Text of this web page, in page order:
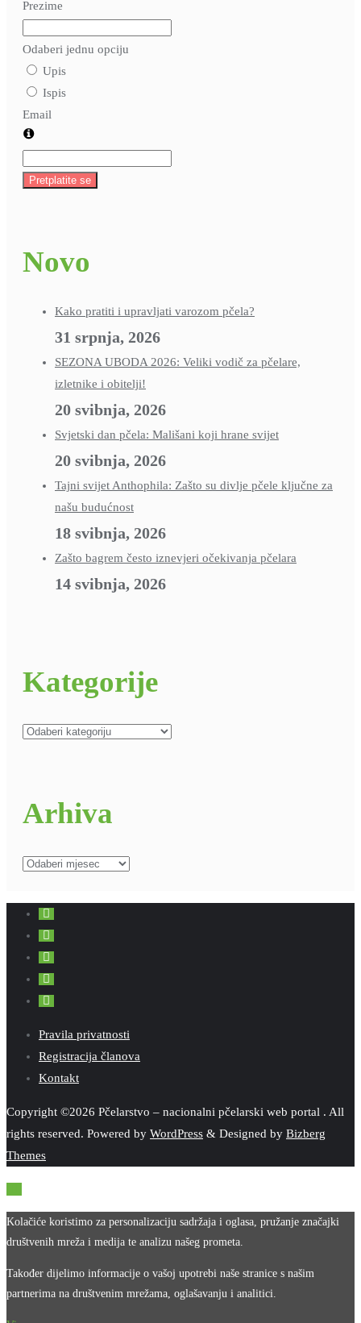
Prezime
Odaberi jednu opciju
Upis
Ispis
Email
Pretplatite se
Novo
Kako pratiti i upravljati varozom pčela?
31 srpnja, 2026
SEZONA UBODA 2026: Veliki vodič za pčelare,
izletnike i obitelji!
20 svibnja, 2026
Svjetski dan pčela: Mališani koji hrane svijet
20 svibnja, 2026
Tajni svijet Anthophila: Zašto su divlje pčele ključne za
našu budućnost
18 svibnja, 2026
Zašto bagrem često iznevjeri očekivanja pčelara
14 svibnja, 2026
Kategorije
Kategorije
Arhiva
Arhiva
Pravila privatnosti
Registracija članova
Kontakt
Copyright ©2026 Pčelarstvo – nacionalni pčelarski web portal . All
rights reserved. Powered by WordPress & Designed by Bizberg
Themes
Kolačiće koristimo za personalizaciju sadržaja i oglasa, pružanje značajki
društvenih mreža i medija te analizu našeg prometa.
Također dijelimo informacije o vašoj upotrebi naše stranice s našim
partnerima na društvenim mrežama, oglašavanju i analitici.